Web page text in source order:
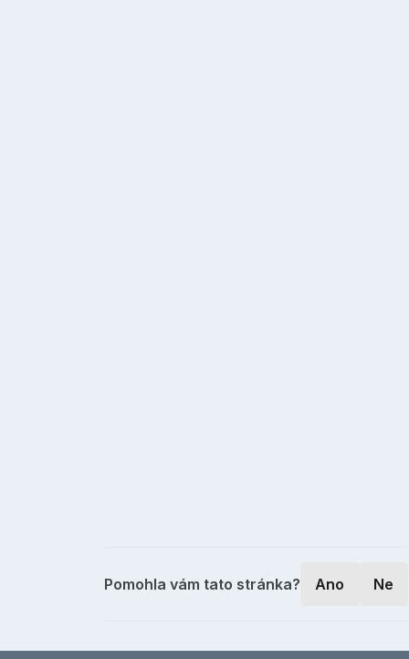
Pomohla vám tato stránka? Ano Ne